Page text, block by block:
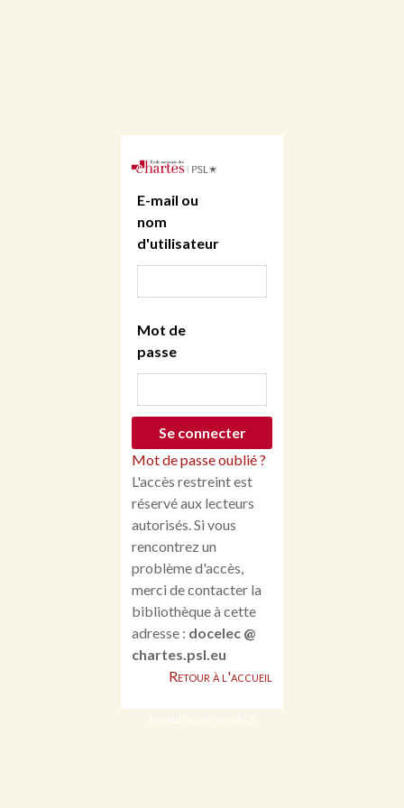
E-mail ou
nom
d'utilisateur
Mot de
passe
Mot de passe oublié ?
L'accès restreint est
réservé aux lecteurs
autorisés. Si vous
rencontrez un
problème d'accès,
merci de contacter la
bibliothèque à cette
adresse : docelec @
chartes.psl.eu
Retour à l'accueil
Propulsé par Omeka S